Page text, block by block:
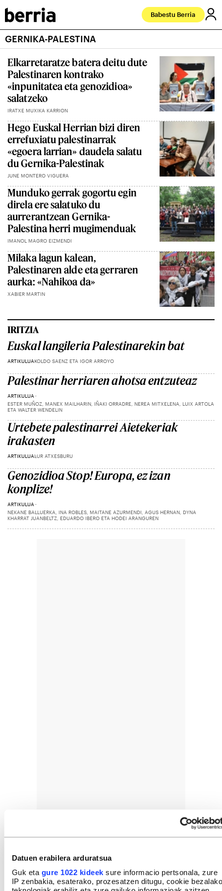
Datuen erabilera arduratsua
Guk eta gure 1022 kideek sure informacio pertsonala, zure
IP zenbakia, esaterako, prozesatzen ditugu, cookie bezalako
Babestu Berria
GERNIKA-PALESTINA
Elkarretaratze batera deitu dute
Palestinaren kontrako
«inpunitatea eta genozidioa»
salatzeko
IRATXE MUXIKA KARRION
Hego Euskal Herrian bizi diren
errefuxiatu palestinarrak
«egoera larrian» daudela salatu
du Gernika-Palestinak
JUNE MONTERO VIGUERA
Munduko gerrak gogortu egin
direla ere salatuko du
aurrerantzean Gernika-
Palestina herri mugimenduak
IMANOL MAGRO EIZMENDI
Milaka lagun kalean,
Palestinaren alde eta gerraren
aurka: «Nahikoa da»
XABIER MARTIN
IRITZIA
Euskal langileria Palestinarekin bat
ARTIKULUAKOLDO SAENZ ETA IGOR ARROYO
Palestinar herriaren ahotsa entzuteaz
ARTIKULUA
ESTER MUÑOZ, MANEX MAILHARIN, IÑAKI ORRADRE, NEREA MITXELENA, LUIX ARTOLA
ETA WALTER WENDELIN
Urtebete palestinarrei Aietekeriak
irakasten
ARTIKULUALUR ATXESBURU
Genozidioa Stop! Europa, ez izan
konplize!
ARTIKULUA
NEKANE BALLUERKA, INA ROBLES, MAITANE AZURMENDI, AGUS HERNAN, DYNA
KHARRAT JUANBELTZ, EDUARDO IBERO ETA HODEI ARANGUREN